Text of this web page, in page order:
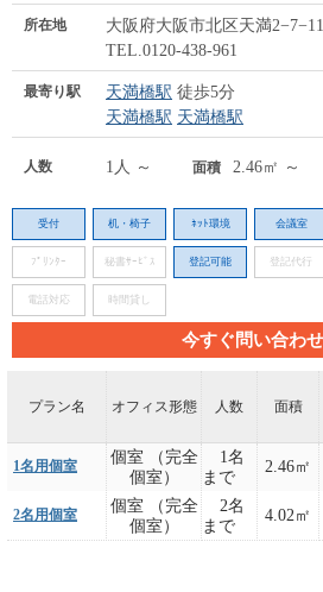
所在地
大阪府大阪市北区天満
TEL.0120-438-961
最寄り駅 天満橋駅 徒歩5分
天満橋駅 天満橋駅
人数 1人 ～ 面積 2.46㎡ ～
受付 机・椅子 ﾈｯﾄ環境 会議室
ﾌﾟﾘﾝﾀｰ 秘書ｻｰﾋﾞｽ 登記可能 登記代行
電話対応 時間貸し
今すぐ問い合わ
プラン名 オフィス形態 人数 面積
1名用個室
個室 （完全
個室）
1名
まで
2.46㎡
2名用個室
個室 （完全
個室）
2名
まで
4.02㎡